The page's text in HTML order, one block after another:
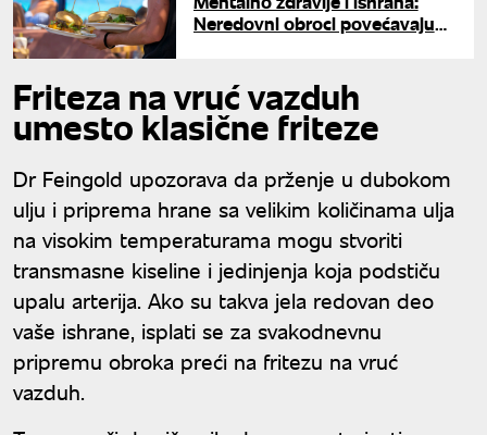
Neredovni obroci povećavaju
Friteza na vruć vazduh
umesto klasične friteze
Dr Feingold upozorava da prženje u dubokom
ulju i priprema hrane sa velikim količinama ulja
na visokim temperaturama mogu stvoriti
transmasne kiseline i jedinjenja koja podstiču
upalu arterija. Ako su takva jela redovan deo
vaše ishrane, isplati se za svakodnevnu
pripremu obroka preći na fritezu na vruć
vazduh.